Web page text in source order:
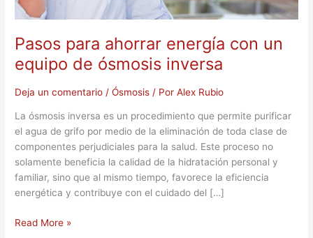
Pasos para ahorrar energía con un
equipo de ósmosis inversa
Deja un comentario /Ósmosis / PorAlex Rubio
La ósmosis inversa es un procedimiento que permite purificar
el agua de grifo por medio de la eliminación de toda clase de
componentes perjudiciales para la salud. Este proceso no
solamente beneficia la calidad de la hidratación personal y
familiar, sino que al mismo tiempo, favorece la eficiencia
energética y contribuye con el cuidado del […]
Read More »